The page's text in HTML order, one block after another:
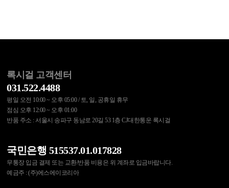
록시걸 고객센터
031.522.4488
평일 오전 10:00 ~ 오후 05:00 / 토, 일, 공휴일 휴무
점심 오후 12:00 ~ 오후 01:00
반품 주소 : 서울시 송파구 동남로 20길 53 1층 CJ대한통운 록시걸
국민은행 515537.01.017828
무통장 입금 결제 또는 교환/반품 비용은 위 계좌로 입금바랍니다.
예금주 : (주)에스에이코리아